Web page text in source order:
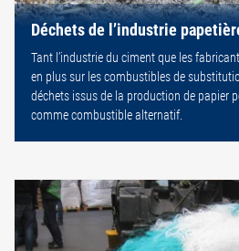
Déchets de l’industrie
Tant l’industrie du ciment que les
en plus sur les combustibles de
déchets issus de la production de papier
comme combustible alternatif.